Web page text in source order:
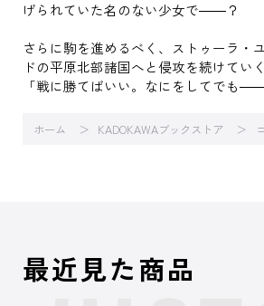
げられていた名のない少女で――？
さらに駒を進めるべく、ストゥーラ・
ドの平原北部諸国へと侵攻を続けていく
「戦に勝てばいい。なにをしてでも――
ホーム KADOKAWAブックストア
最近見た商品